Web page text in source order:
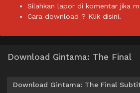
Silahkan lapor di komentar jika
Cara download ? Klik disini.
Download Gintama: The Final
Download Gintama: The Final